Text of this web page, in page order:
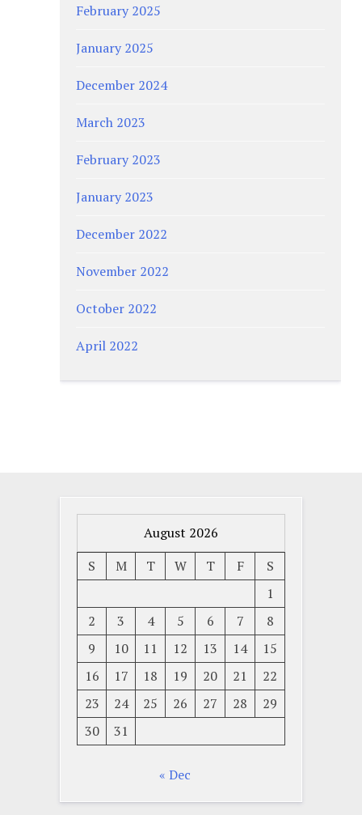
February 2025
January 2025
December 2024
March 2023
February 2023
January 2023
December 2022
November 2022
October 2022
April 2022
August 2026
S
M T W T F
S
1
2
3 4 5 6 7
8
9
10 11 12 13 14
15
16
17 18 19 20 21
22
23
24 25 26 27 28
29
30
31
« Dec